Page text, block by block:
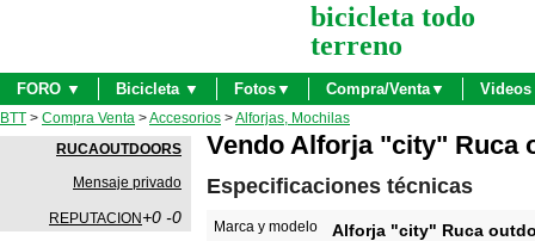
bicicleta todo
terreno
FORO ▼ Bicicleta ▼ Fotos▼ Compra/Venta▼ Videos
BTT > Compra Venta >Accesorios >Alforjas, Mochilas
Vendo Alforja "city" Ruca
Especificaciones técnicas
Marca y modelo Alforja "city" Ruca
RUCAOUTDOORS
Mensaje privado
REPUTACION+0 -0